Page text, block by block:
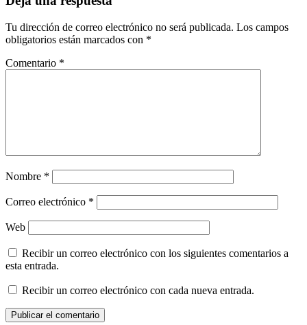
Tu dirección de correo electrónico no será publicada. Los campos
obligatorios están marcados con *
Comentario *
Nombre *
Correo electrónico *
Web
Recibir un correo electrónico con los siguientes comentarios a
esta entrada.
Recibir un correo electrónico con cada nueva entrada.